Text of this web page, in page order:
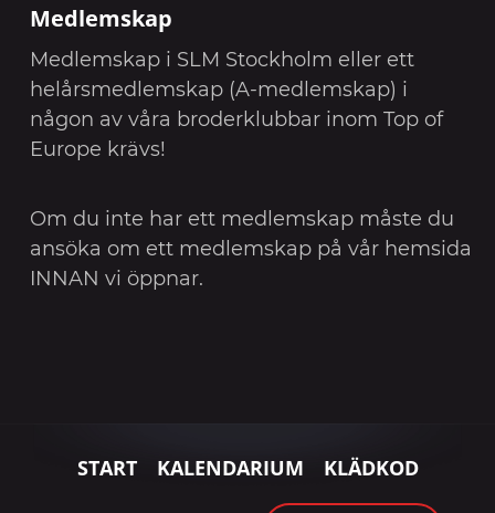
Medlemskap
Medlemskap i SLM Stockholm eller ett
helårsmedlemskap (A-medlemskap) i
någon av våra broderklubbar inom Top of
Europe krävs!
Om du inte har ett medlemskap måste du
ansöka om ett medlemskap på vår hemsida
INNAN vi öppnar.
START KALENDARIUM KLÄDKOD